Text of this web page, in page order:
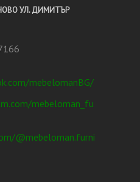
УЛ. ДИМИТЪР
mebelomanBG/
mebeloman_fu
@mebeloman.furni